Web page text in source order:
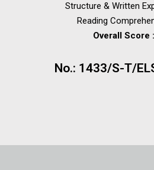
Structure & Written
Reading
Overall Score
No.: 1433/S-T/